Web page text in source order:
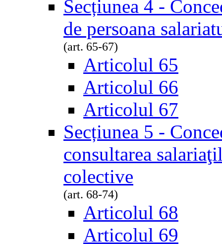
Secțiunea 4 -
de persoana
(art. 65-67)
Articolul 65
Articolul 66
Articolul 67
Secțiunea 5 -
consultarea
colective
(art. 68-74)
Articolul 68
Articolul 69